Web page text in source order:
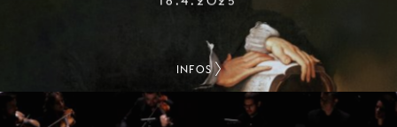
INFOS